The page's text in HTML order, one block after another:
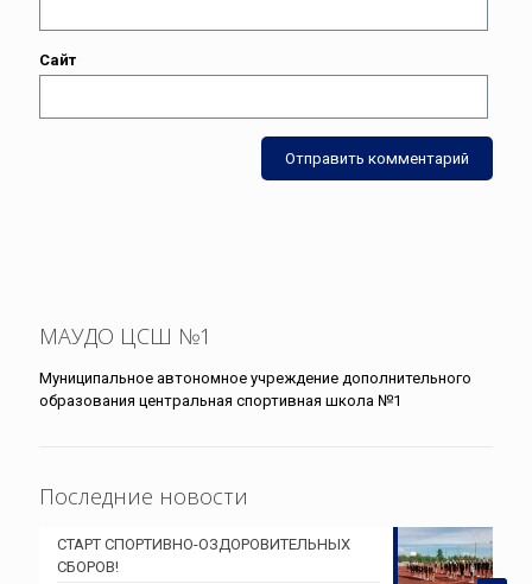
Сайт
МАУДО ЦСШ №1
Муниципальное автономное учреждение дополнительного
образования центральная спортивная школа №1
Последние новости
СТАРТ СПОРТИВНО-ОЗДОРОВИТЕЛЬНЫХ
СБОРОВ!